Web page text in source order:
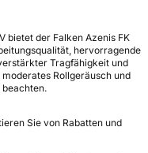
bietet der Falken Azenis FK
hervorragende
Tragfähigkeit und
Rollgeräusch und
Sie von Rabatten und